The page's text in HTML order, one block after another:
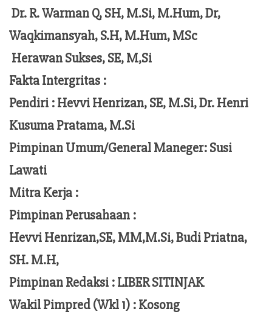
Dr. R. Warman Q, SH, M.Si, M.Hum,Dr,
Waqkimansyah, S.H, M.Hum, MSc
Herawan Sukses, SE, M,Si
Fakta Intergritas :
Pendiri :Hevvi Henrizan, SE, M.Si, Dr. Henri
Kusuma Pratama, M.Si
Pimpinan Umum/General Maneger:Susi
Lawati
Mitra Kerja :
Pimpinan Perusahaan :
Hevvi Henrizan,SE, MM,M.Si,Budi Priatna,
SH. M.H,
Pimpinan Redaksi :LIBER SITINJAK
Wakil Pimpred (Wkl 1) : Kosong